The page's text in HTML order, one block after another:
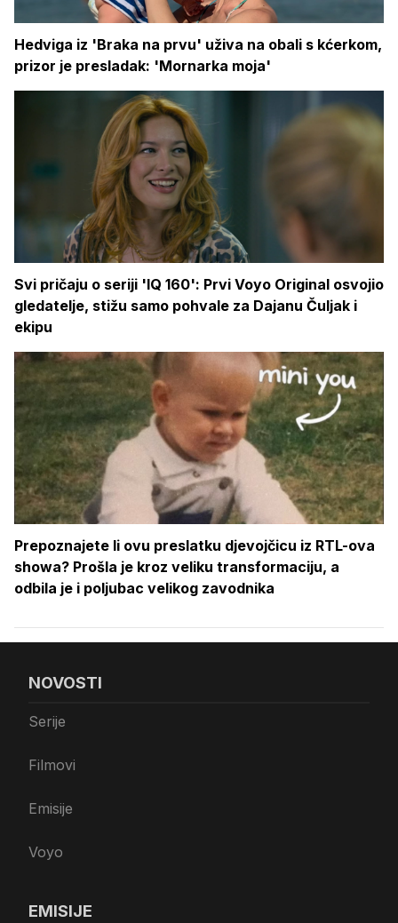
Hedviga iz 'Braka na prvu' uživa na obali s kćerkom,
prizor je presladak: 'Mornarka moja'
Svi pričaju o seriji 'IQ 160': Prvi Voyo Original osvojio
gledatelje, stižu samo pohvale za Dajanu Čuljak i
ekipu
Prepoznajete li ovu preslatku djevojčicu iz RTL-ova
showa? Prošla je kroz veliku transformaciju, a
odbila je i poljubac velikog zavodnika
NOVOSTI
Serije
Filmovi
Emisije
Voyo
EMISIJE